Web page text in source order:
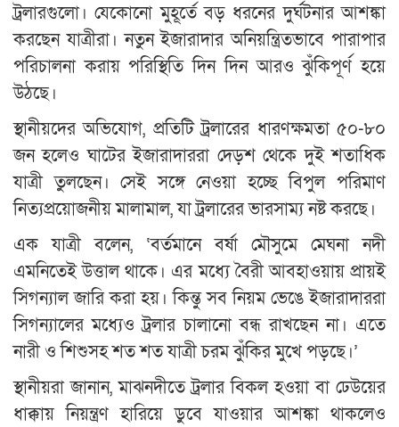
ট্রলারগুলো। যেকোনো মুহূর্তে বড় ধরনের দুর্ঘটনার আশঙ্কা
করছেন যাত্রীরা। নতুন ইজারাদার অনিয়ন্ত্রিতভাবে পারাপার
পরিচালনা করায় পরিস্থিতি দিন দিন আরও ঝুঁকিপূর্ণ হয়ে
উঠছে।
স্থানীয়দের অভিযোগ, প্রতিটি ট্রলারের ধারণক্ষমতা ৫০-৮০
জন হলেও ঘাটের ইজারাদাররা দেড়শ থেকে দুই শতাধিক
যাত্রী তুলছেন। সেই সঙ্গে নেওয়া হচ্ছে বিপুল পরিমাণ
নিত্যপ্রয়োজনীয় মালামাল, যা ট্রলারের ভারসাম্য নষ্ট করছে।
এক যাত্রী বলেন, ‘বর্তমানে বর্ষা মৌসুমে মেঘনা নদী
এমনিতেই উত্তাল থাকে। এর মধ্যে বৈরী আবহাওয়ায় প্রায়ই
সিগন্যাল জারি করা হয়। কিন্তু সব নিয়ম ভেঙে ইজারাদাররা
সিগন্যালের মধ্যেও ট্রলার চালানো বন্ধ রাখছেন না। এতে
নারী ও শিশুসহ শত শত যাত্রী চরম ঝুঁকির মুখে পড়ছে।’
স্থানীয়রা জানান, মাঝনদীতে ট্রলার বিকল হওয়া বা ঢেউয়ের
ধাক্কায় নিয়ন্ত্রণ হারিয়ে ডুবে যাওয়ার আশঙ্কা থাকলেও